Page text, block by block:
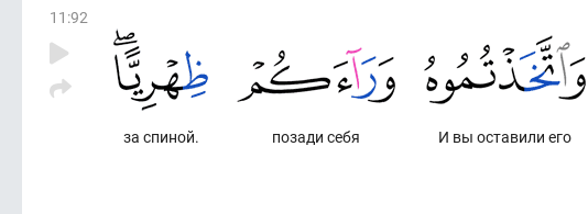
11 :92
И вы оставили его
позади себя
за спиной.